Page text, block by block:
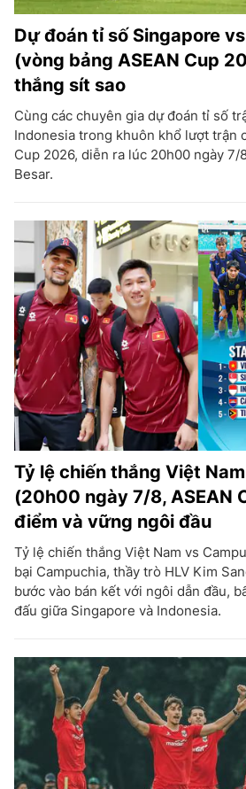
Dự đoán tỉ số Singapore
(vòng bảng ASEAN Cup
thắng sít sao
Cùng các chuyên gia dự đoán tỉ số
Indonesia trong khuôn khổ lượt trận
Cup 2026, diễn ra lúc 20h00 ngày 7/
Besar.
Tỷ lệ chiến thắng Việt
(20h00 ngày 7/8, ASEAN
điểm và vững ngôi đầu
Tỷ lệ chiến thắng Việt Nam vs
bại Campuchia, thầy trò HLV Kim
bước vào bán kết với ngôi dẫn đầu,
đấu giữa Singapore và Indonesia.